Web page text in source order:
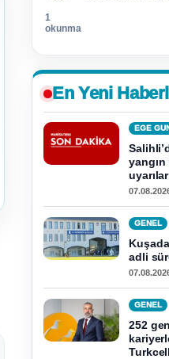
1
okunma
En Yeni
EGE
uyarılar
GENEL
adli
GENEL
252